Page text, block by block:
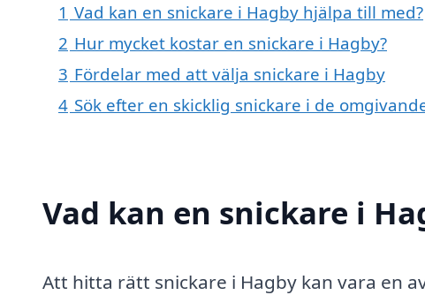
1 Vad kan en snickare i Hagby hjälpa till med?
2 Hur mycket kostar en snickare i Hagby?
3 Fördelar med att välja snickare i Hagby
4 Sök efter en skicklig snickare i de
Vad kan en snickare i
Att hitta rätt snickare i Hagby kan vara en